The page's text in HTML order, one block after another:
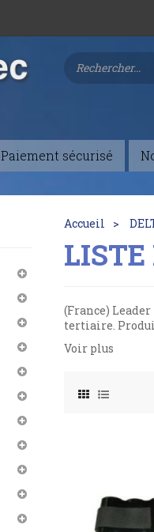
Paiement sécurisé
Accueil
LISTE
(France)
tertiaire.
Voir plus